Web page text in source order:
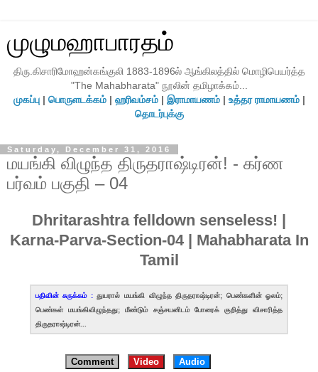
முழுமஹாபாரதம்
திரு.கிசாரிமோஹன்கங்குலி 1883-1896ல் ஆங்கிலத்தில் மொழிபெயர்த்த
"The Mahabharata" நூலின் தமிழாக்கம்...
முகப்பு| பொருளடக்கம்| ஹரிவம்சம்| இராமாயணம்| உத்தர ராமாயணம்|
தொடர்புக்கு
Saturday, December 31, 2016
மயங்கி விழுந்த திருதராஷ்டிரன்! - கர்ண
பர்வம் பகுதி – 04
Dhritarashtra felldown senseless! |
Karna-Parva-Section-04 | Mahabharata In
Tamil
பதிவின் சுருக்கம் :துயரால் மயங்கி விழுந்த திருதராஷ்டிரன்; பெண்களின் ஓலம்;
பெண்கள் மயங்கிவிழுந்தது; மீண்டும் சஞ்சயனிடம் போரைக் குறித்து விசாரித்த
திருதராஷ்டிரன்...
Comment Video Audio